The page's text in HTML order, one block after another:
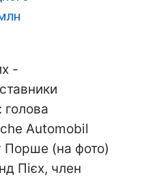
-
голова
Automobil
Порше (на фото)
Пієх, член